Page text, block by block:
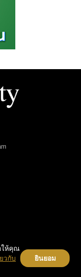
ให้คุณ
วกับ
ยินยอม